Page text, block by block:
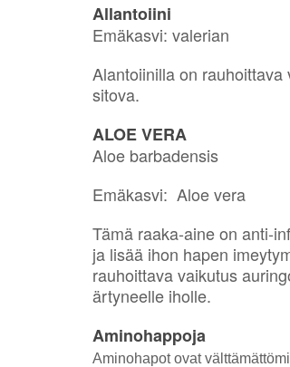
Allantoiini
Emäkasvi: valerian
Alantoiinilla on
sitova.
ALOE VERA
Aloe barbadensis
Emäkasvi: Aloe vera
Tämä raaka-aine on anti-
ja lisää ihon hapen
rauhoittava vaikutus
ärtyneelle iholle.
Aminohappoja
Aminohapot ovat